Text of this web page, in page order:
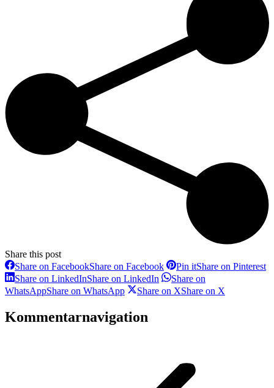
Share this post
Share on FacebookShare on Facebook Pin itShare on Pinterest
Share on LinkedInShare on LinkedIn
Share on
WhatsAppShare on WhatsApp Share on XShare on X
Kommentarnavigation